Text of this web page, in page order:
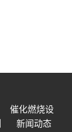
催化燃烧设
新闻动态